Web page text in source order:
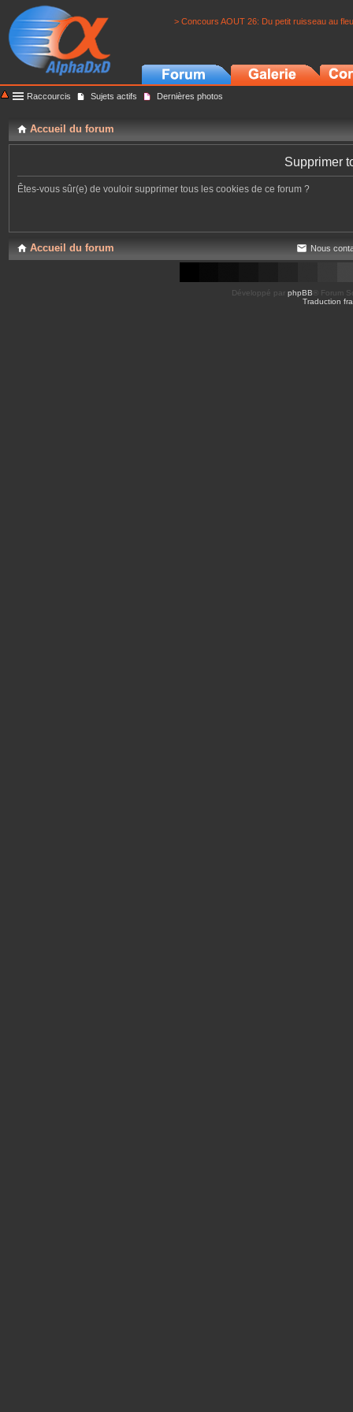
> Concours AOUT 26: Du petit ruisseau au
Raccourcis Sujets actifs Dernières photos
Accueil du forum
Supprimer
Êtes-vous sûr(e) de vouloir supprimer tous les cookies de ce forum ?
Accueil du forum Nous
Développé par phpBB ® Forum
Traduction